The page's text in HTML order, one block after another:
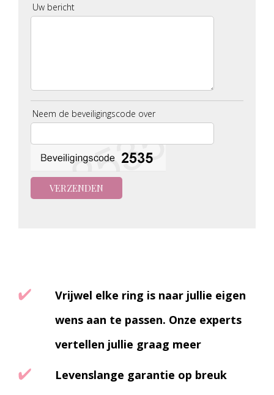
Uw bericht
Neem de beveiligingscode over
Vrijwel elke ring is naar jullie eigen
wens aan te passen. Onze experts
vertellen jullie graag meer
Levenslange garantie op breuk